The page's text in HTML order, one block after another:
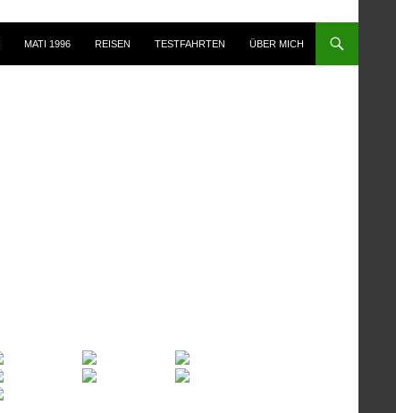
MATI 1996 REISEN TESTFAHRTEN ÜBER MICH